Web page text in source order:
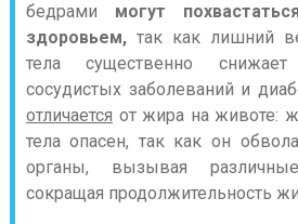
бедрами могут
здоровьем,так как лишний
тела существенно
сосудистых заболеваний и
отличается от жира на животе:
тела опасен, так как он
органы, вызывая
сокращая продолжительность